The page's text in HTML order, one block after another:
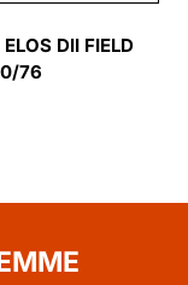
DII FIELD
76